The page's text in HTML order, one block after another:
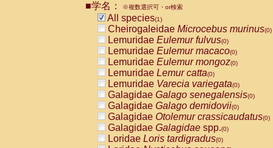
CebidaeCebus nigrivittatus
CebidaeCebus
CebidaeSaimiri boliviensis(0)
CebidaeSaimiri sciureus(0)
AtelidaeAlouatta caraya(0)
AtelidaeAlouatta fusca(0)
AtelidaeAlouatta seniculus
AtelidaeAlouattaspp.(0)
AtelidaeAteles belzebuth(0)
AtelidaeAteles geoffroyi(0)
AtelidaeAteles paniscus(0)
AtelidaeAtelesspp.(0)
Atelidae Lagothrix lagothricha
■学名： ※複数選択可・or検索
All species(1)
Cheirogaleidae Microcebus murinus(0)
Lemuridae Eulemur fulvus(0)
Lemuridae Eulemur macaco(0)
Lemuridae Eulemur mongoz(0)
Lemuridae Lemur catta(0)
Lemuridae Varecia variegata(0)
Galagidae Galago senegalensis(0)
Galagidae Galago demidovii(0)
Galagidae Otolemur crassicaudatus(0)
Galagidae Galagidae spp.(0)
Loridae Loris tardigradus(0)